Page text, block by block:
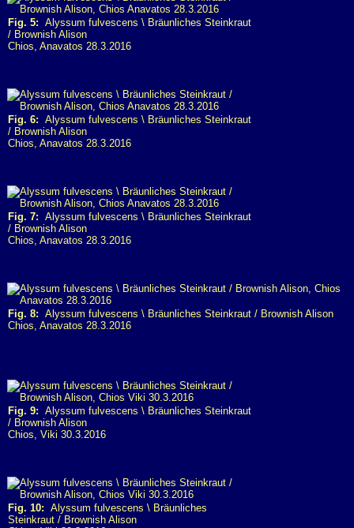
Fig. 5: Alyssum fulvescens \ Bräunliches Steinkraut
/ Brownish Alison
Chios, Anavatos 28.3.2016
Fig. 6: Alyssum fulvescens \ Bräunliches Steinkraut
/ Brownish Alison
Chios, Anavatos 28.3.2016
Fig. 7: Alyssum fulvescens \ Bräunliches Steinkraut
/ Brownish Alison
Chios, Anavatos 28.3.2016
Fig. 8: Alyssum fulvescens \ Bräunliches Steinkraut / Brownish Alison
Chios, Anavatos 28.3.2016
Fig. 9: Alyssum fulvescens \ Bräunliches Steinkraut
/ Brownish Alison
Chios, Viki 30.3.2016
Fig. 10: Alyssum fulvescens \ Bräunliches
Steinkraut / Brownish Alison